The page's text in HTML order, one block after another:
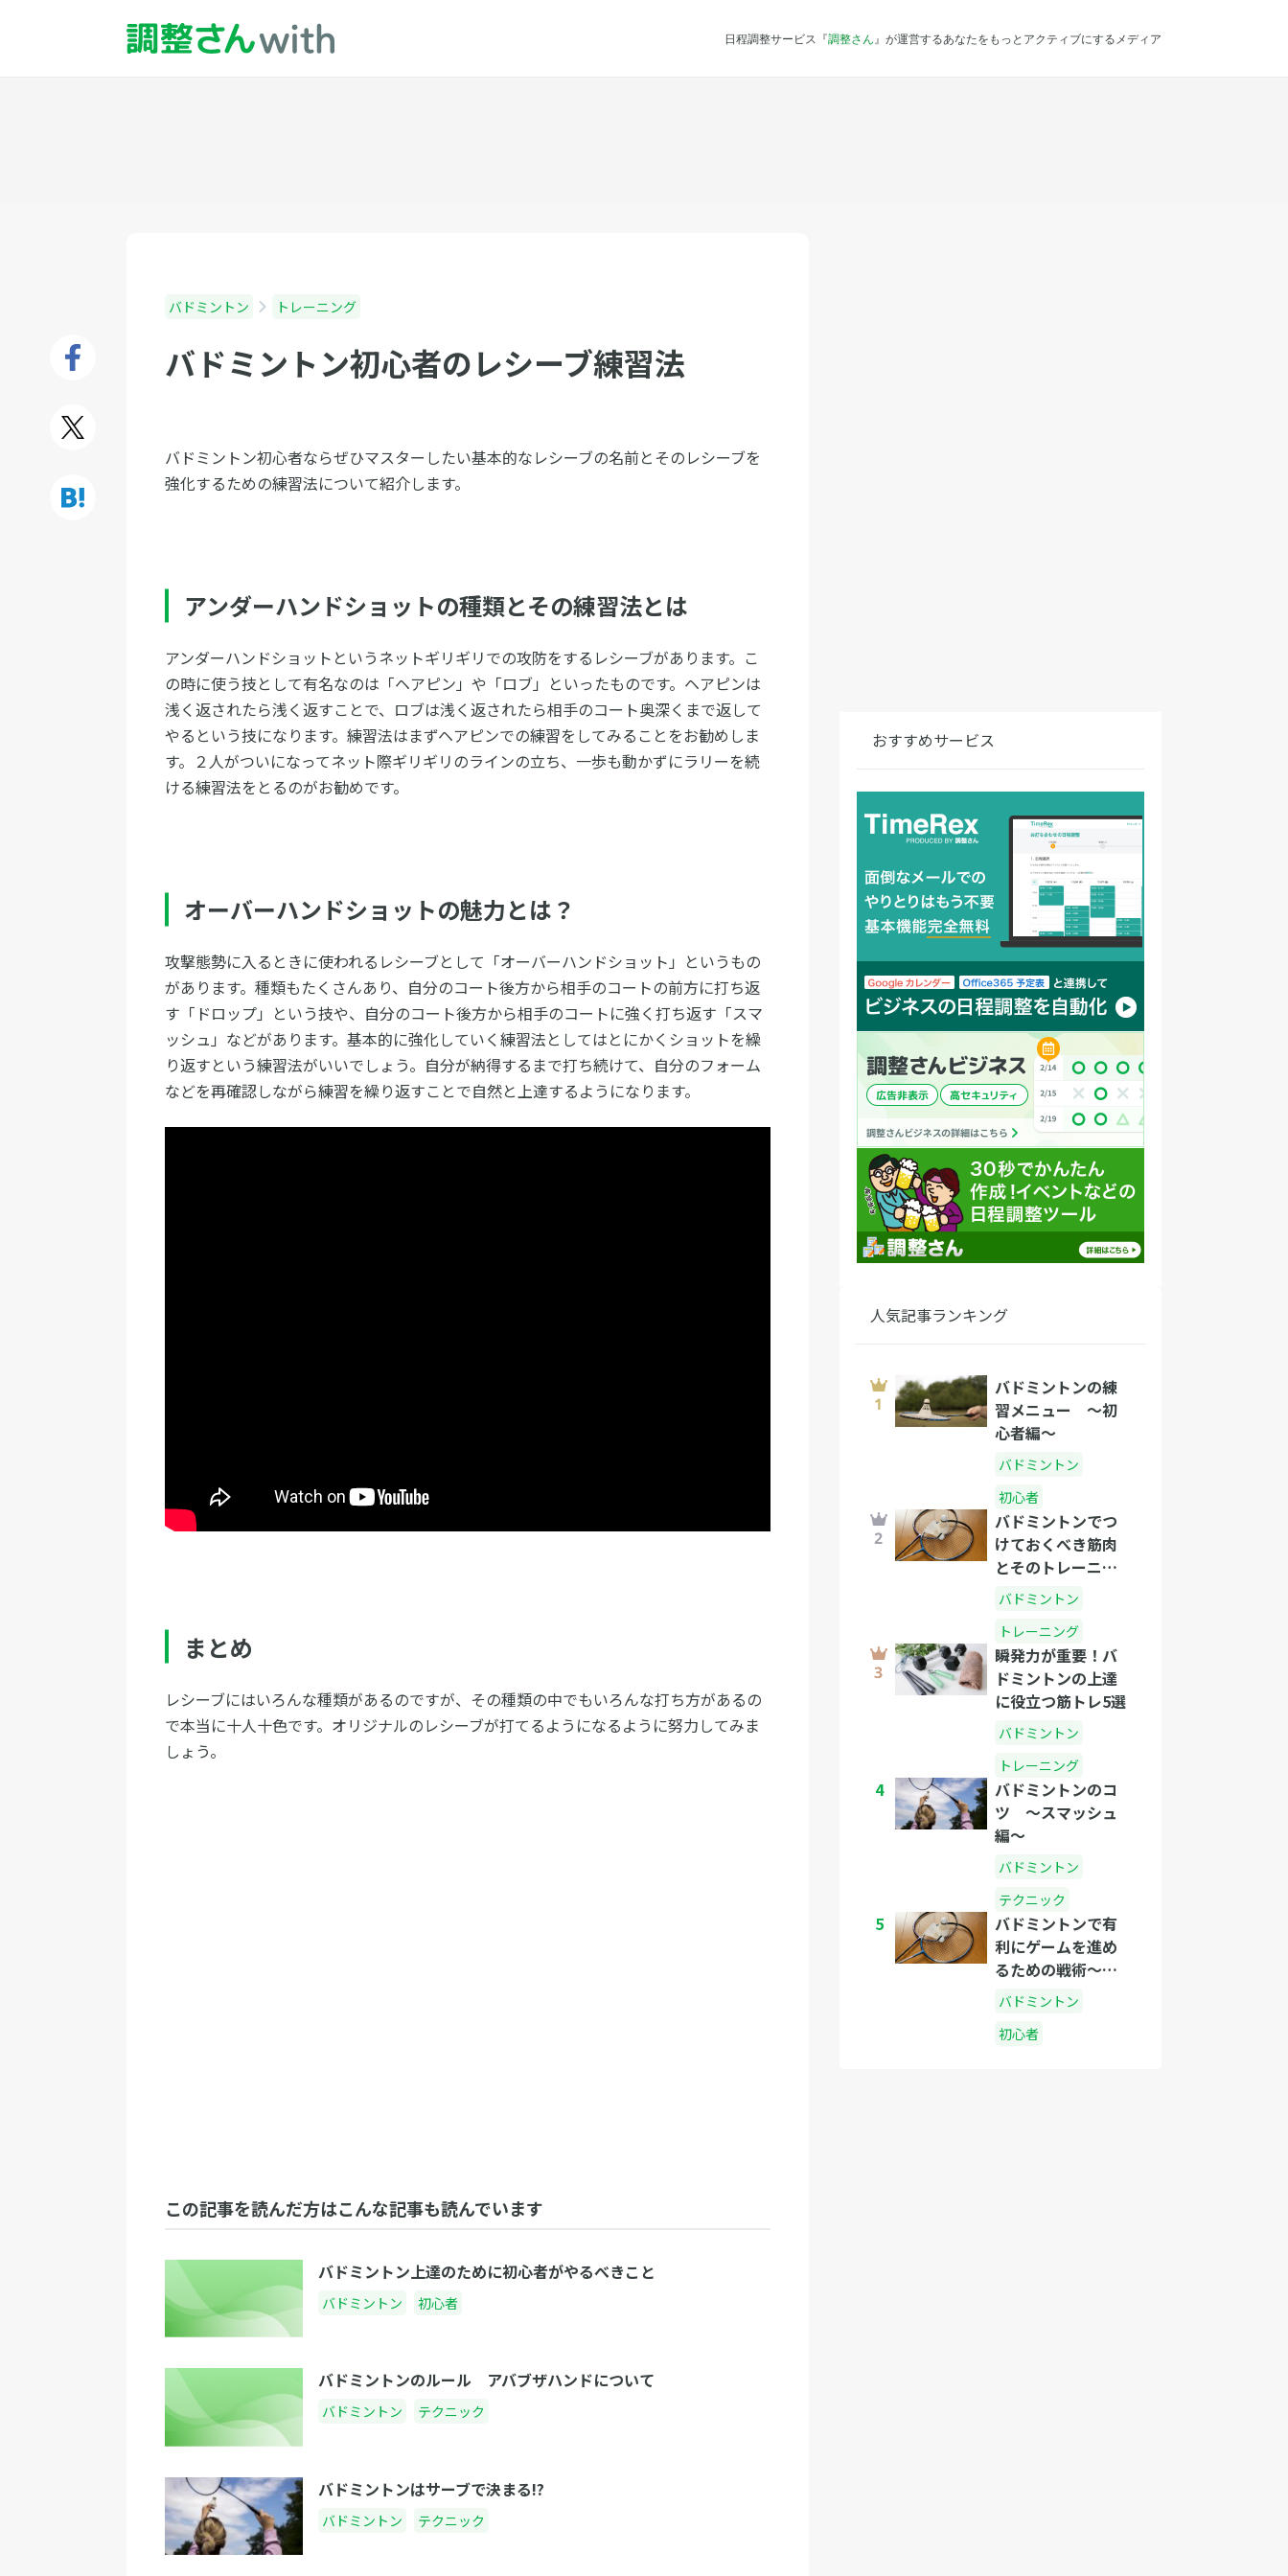
日程調整サービス『調整さん 』が運営するあなたをもっとアクティブにするメディア
バドミントン トレーニング
バドミントン初心者のレシーブ練習法
バドミントン初心者ならぜひマスターしたい基本的なレシーブの名前とそのレシーブを
強化するための練習法について紹介します。
アンダーハンドショットの種類とその練習法とは
アンダーハンドショットというネットギリギリでの攻防をするレシーブがあります。こ
の時に使う技として有名なのは「ヘアピン」や「ロブ」といったものです。ヘアピンは
浅く返されたら浅く返すことで、ロブは浅く返されたら相手のコート奥深くまで返して
やるという技になります。練習法はまずヘアピンでの練習をしてみることをお勧めしま
す。２人がついになってネット際ギリギリのラインの立ち、一歩も動かずにラリーを続
ける練習法をとるのがお勧めです。
オーバーハンドショットの魅力とは？
攻撃態勢に入るときに使われるレシーブとして「オーバーハンドショット」というもの
があります。種類もたくさんあり、自分のコート後方から相手のコートの前方に打ち返
す「ドロップ」という技や、自分のコート後方から相手のコートに強く打ち返す「スマ
ッシュ」などがあります。基本的に強化していく練習法としてはとにかくショットを繰
り返すという練習法がいいでしょう。自分が納得するまで打ち続けて、自分のフォーム
などを再確認しながら練習を繰り返すことで自然と上達するようになります。
まとめ
レシーブにはいろんな種類があるのですが、その種類の中でもいろんな打ち方があるの
で本当に十人十色です。オリジナルのレシーブが打てるようになるように努力してみま
しょう。
この記事を読んだ方はこんな記事も読んでいます
バドミントン上達のために初心者がやるべきこと
バドミントン 初心者
バドミントンのルール アバブザハンドについて
バドミントン テクニック
バドミントンはサーブで決まる!?
バドミントン テクニック
おすすめサービス
人気記事ランキング
バドミントンの練
習メニュー 〜初
心者編〜
バドミントン
初心者
バドミントンでつ
けておくべき筋肉
とそのトレーニン
グ方法
バドミントン
トレーニング
瞬発力が重要！バ
ドミントンの上達
に役立つ筋トレ5選
バドミントン
トレーニング
4
バドミントンのコ
ツ 〜スマッシュ
編〜
バドミントン
テクニック
5
バドミントンで有
利にゲームを進め
るための戦術〜シ
ングルス編〜
バドミントン
初心者